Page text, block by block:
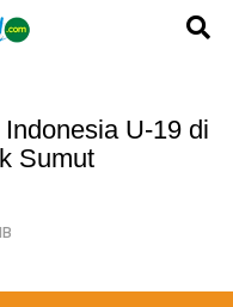
U-19 di
Sumut